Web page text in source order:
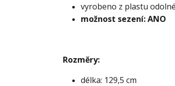
vyrobeno z plastu
možnost sezení: ANO
Rozměry:
délka: 129,5 cm